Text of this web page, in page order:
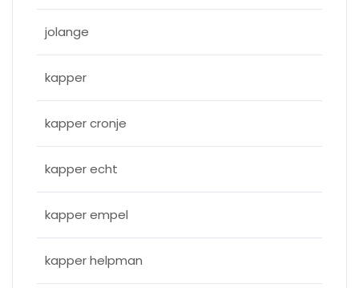
jolange
kapper
kapper cronje
kapper echt
kapper empel
kapper helpman